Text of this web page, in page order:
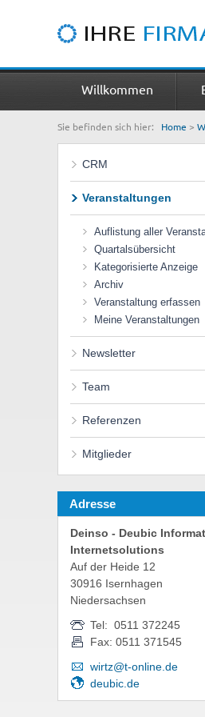
Willkommen
Sie befinden sich hier: Home >
CRM
Veranstaltungen
Auflistung aller
Quartalsübersicht
Kategorisierte Anzeige
Archiv
Veranstaltung erfassen
Meine Veranstaltungen
Newsletter
Team
Referenzen
Mitglieder
Adresse
Deinso - Deubic
Internetsolutions
Auf der Heide 12
30916 Isernhagen
Niedersachsen
Tel: 0511 372245
Fax: 0511 371545
wirtz@t-online.de
deubic.de